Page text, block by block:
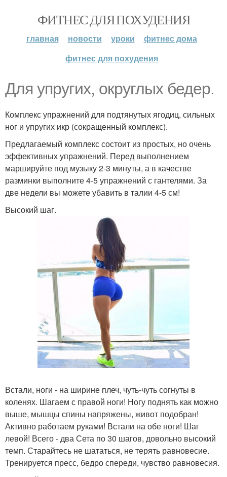
ФИТНЕС ДЛЯ ПОХУДЕНИЯ
главная новости уроки
фитнес дома
фитнес для похудения
Для упругих, округлых бедер.
Комплекс упражнений для подтянутых ягодиц, сильных
ног и упругих икр (сокращенный комплекс).
Предлагаемый комплекс состоит из простых, но очень
эффективных упражнений. Перед выполнением
маршируйте под музыку 2-3 минуты, а в качестве
разминки выполните 4-5 упражнений с гантелями. За
две недели вы можете убавить в талии 4-5 см!
Высокий шаг.
Встали, ноги - на ширине плеч, чуть-чуть согнуты в
коленях. Шагаем с правой ноги! Ногу поднять как можно
выше, мышцы спины напряжены, живот подобран!
Активно работаем руками! Встали на обе ноги! Шаг
левой! Всего - два Сета по 30 шагов, довольно высокий
темп. Старайтесь не шататься, не терять равновесие.
Тренируется пресс, бедро спереди, чувство равновесия.